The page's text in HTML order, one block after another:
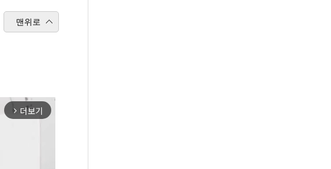
맨위로
arrow_forward_ios 더보기